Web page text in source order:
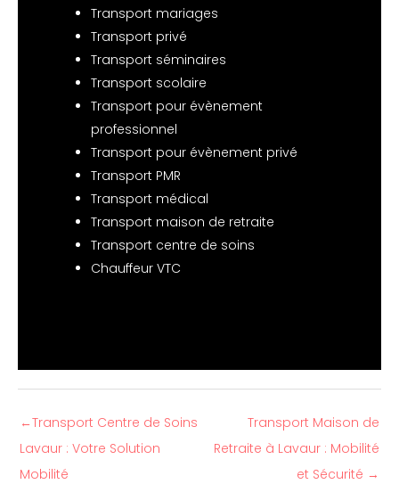
Transport mariages
Transport privé
Transport séminaires
Transport scolaire
Transport pour évènement
professionnel
Transport pour évènement privé
Transport PMR
Transport médical
Transport maison de retraite
Transport centre de soins
Chauffeur VTC
←Transport Centre de Soins
Lavaur : Votre Solution
Mobilité
Transport Maison de
Retraite à Lavaur : Mobilité
et Sécurité →